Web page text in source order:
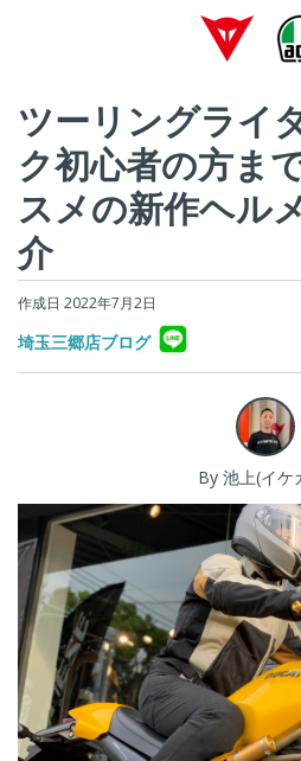
ツーリングライ
ク初心者の方ま
スメの新作ヘル
介
作成日 2022年7月2日
埼玉三郷店ブログ
By 池上(イケ